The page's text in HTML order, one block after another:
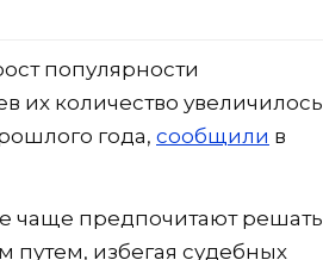
популярности
их количество увеличилось
года, сообщили в
чаще предпочитают решать
избегая судебных